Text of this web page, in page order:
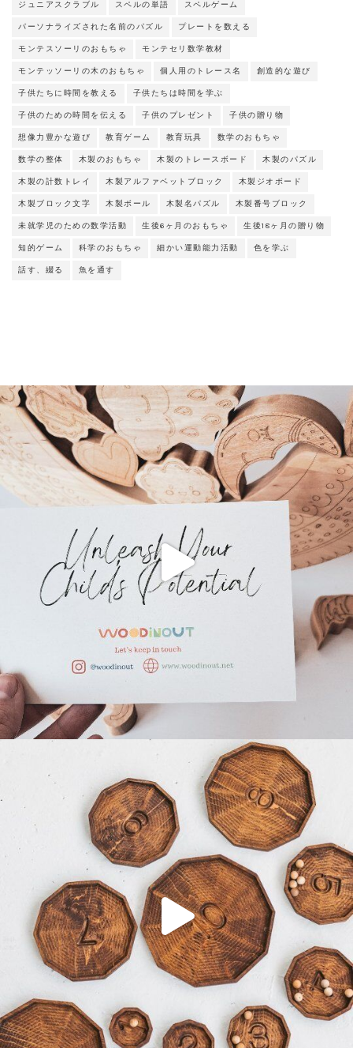
ジュニアスクラブル スペルの単語 スペルゲーム
パーソナライズされた名前のパズル プレートを数える
モンテスソーリのおもちゃ モンテセリ数学教材
モンテッソーリの木のおもちゃ 個人用のトレース名 創造的な遊び
子供たちに時間を教える 子供たちは時間を学ぶ
子供のための時間を伝える 子供のプレゼント 子供の贈り物
想像力豊かな遊び 教育ゲーム 教育玩具 数学のおもちゃ
数学の整体 木製のおもちゃ 木製のトレースボード 木製のパズル
木製の計数トレイ 木製アルファベットブロック 木製ジオボード
木製ブロック文字 木製ボール 木製名パズル 木製番号ブロック
未就学児のための数学活動 生後6ヶ月のおもちゃ 生後18ヶ月の贈り物
知的ゲーム 科学のおもちゃ 細かい運動能力活動 色を学ぶ
話す、綴る 魚を通す